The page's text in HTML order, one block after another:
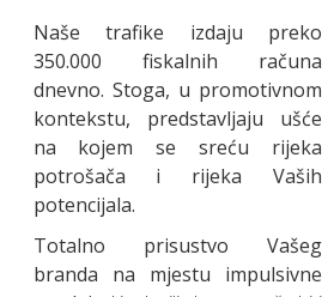
Naše trafike izdaju preko
350.000 fiskalnih računa
dnevno. Stoga, u promotivnom
kontekstu, predstavljaju ušće
na kojem se sreću rijeka
potrošača i rijeka Vaših
potencijala.
Totalno prisustvo Vašeg
branda na mjestu impulsivne